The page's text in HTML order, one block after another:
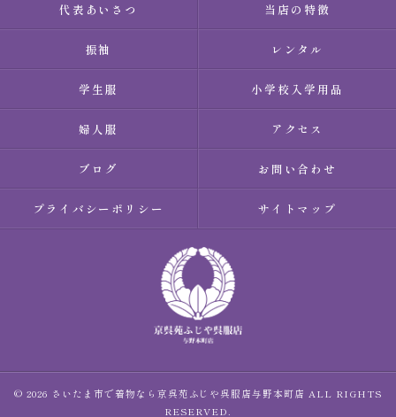
代表あいさつ 当店の特徴
振袖 レンタル
学生服 小学校入学用品
婦人服 アクセス
ブログ お問い合わせ
プライバシーポリシー サイトマップ
© 2026 さいたま市で着物なら京呉苑ふじや呉服店与野本町店 ALL RIGHTS
RESERVED.